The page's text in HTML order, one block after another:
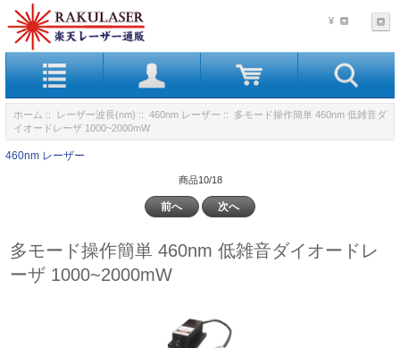
¥
ホーム :: レーザー波長(nm) :: 460nm レーザー :: 多モード操作簡単 460nm 低雑音ダ
イオードレーザ 1000~2000mW
460nm レーザー
商品10/18
前へ 次へ
多モード操作簡単 460nm 低雑音ダイオードレ
ーザ 1000~2000mW